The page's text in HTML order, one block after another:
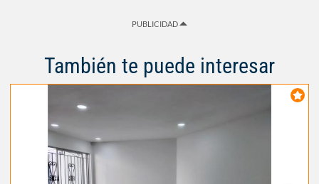
PUBLICIDAD
También te puede interesar